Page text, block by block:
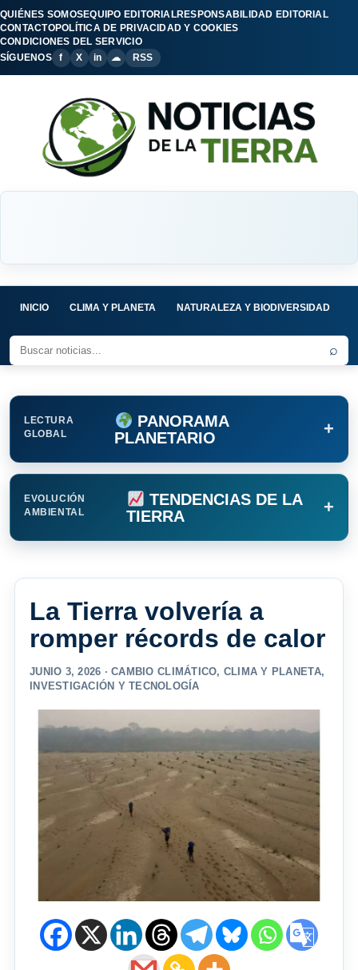
QUIÉNES SOMOSEQUIPO EDITORIALRESPONSABILIDAD EDITORIAL
CONTACTOPOLÍTICA DE PRIVACIDAD Y COOKIES
CONDICIONES DEL SERVICIO
SÍGUENOS
f X in ☁ RSS
INICIO CLIMA Y PLANETA NATURALEZA Y BIODIVERSIDAD
⌕
LECTURA
GLOBAL
PANORAMA
PLANETARIO
+
EVOLUCIÓN
AMBIENTAL
TENDENCIAS DE LA
TIERRA
+
La Tierra volvería a
romper récords de calor
JUNIO 3, 2026 ·CAMBIO CLIMÁTICO, CLIMA Y PLANETA,
INVESTIGACIÓN Y TECNOLOGÍA